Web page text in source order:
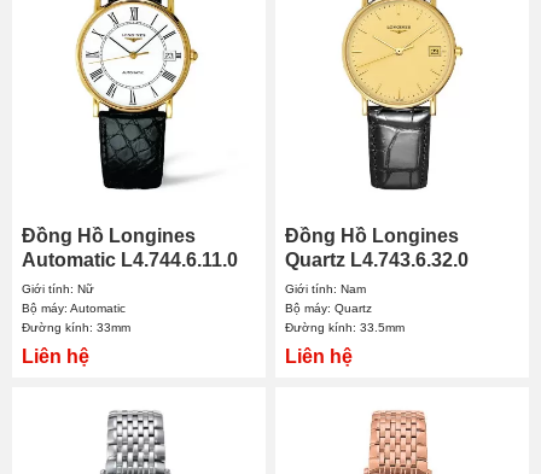
Đồng Hồ Longines
Automatic L4.744.6.11.0
33mm Nữ
Giới tính: Nữ
Bộ máy: Automatic
Đường kính: 33mm
Liên hệ
Đồng Hồ Longines
Quartz L4.743.6.32.0
33.5mm Nam
Giới tính: Nam
Bộ máy: Quartz
Đường kính: 33.5mm
Liên hệ